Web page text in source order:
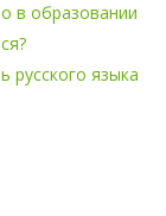
в образовании
русского языка